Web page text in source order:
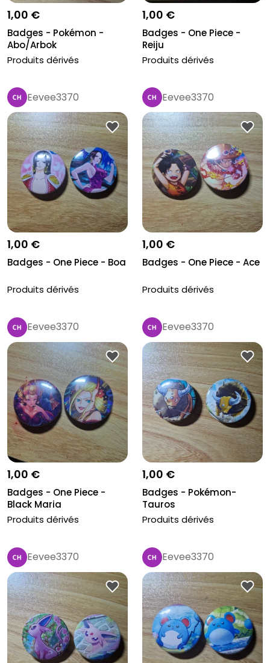
1,00 €
Badges - Pokémon -
Abo/Arbok
Produits dérivés
1,00 €
Badges - One Piece -
Reiju
Produits dérivés
Eevee3370
1,00 €
Badges - One Piece - Boa
Produits dérivés
Eevee3370
1,00 €
Badges - One Piece - Ace
Produits dérivés
Eevee3370
1,00 €
Badges - One Piece -
Black Maria
Produits dérivés
Eevee3370
1,00 €
Badges - Pokémon-
Tauros
Produits dérivés
Eevee3370 Eevee3370